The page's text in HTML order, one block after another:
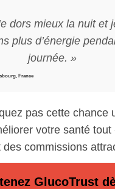
dors mieux la nuit et
plus d’énergie
journée. »
France
pas cette chance
votre santé tout
des commissions
GlucoTrust